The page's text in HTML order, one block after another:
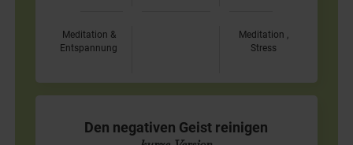
Meditation &
Entspannung
Meditation ,
Stress
Den negativen Geist reinigen